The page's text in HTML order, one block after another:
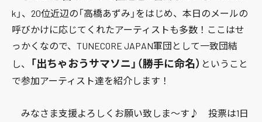
k」 、20位近辺の 「高橋あずみ」 をはじめ、本日のメールの
呼びかけに応じてくれたアーティストも多数！ここはせ
っかくなので、TUNECORE JAPAN軍団として一致団結
し、
「出ちゃおうサマソニ」（勝手に命名） ということ
で参加アーティスト達を紹介します！
みなさま支援よろしくお願い致しま〜す♪ 投票は1日